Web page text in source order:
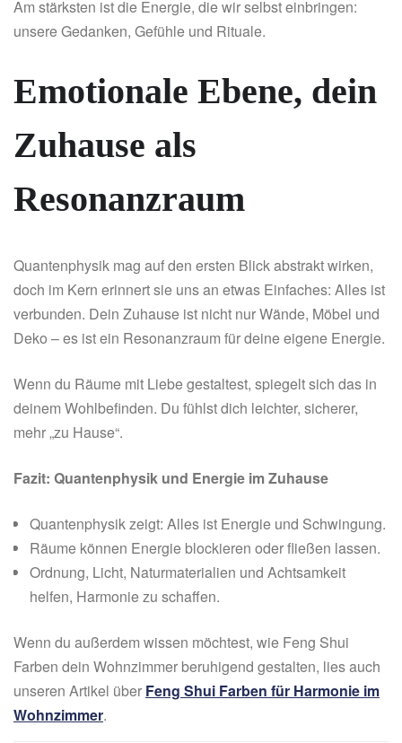
Am stärksten ist die Energie, die wir selbst einbringen:
unsere Gedanken, Gefühle und Rituale.
Emotionale Ebene, dein
Zuhause als
Resonanzraum
Quantenphysik mag auf den ersten Blick abstrakt wirken,
doch im Kern erinnert sie uns an etwas Einfaches: Alles ist
verbunden. Dein Zuhause ist nicht nur Wände, Möbel und
Deko – es ist ein Resonanzraum für deine eigene Energie.
Wenn du Räume mit Liebe gestaltest, spiegelt sich das in
deinem Wohlbefinden. Du fühlst dich leichter, sicherer,
mehr „zu Hause“.
Fazit: Quantenphysik und Energie im Zuhause
Quantenphysik zeigt: Alles ist Energie und Schwingung.
Räume können Energie blockieren oder fließen lassen.
Ordnung, Licht, Naturmaterialien und Achtsamkeit
helfen, Harmonie zu schaffen.
Wenn du außerdem wissen möchtest, wie Feng Shui
Farben dein Wohnzimmer beruhigend gestalten, lies auch
unseren Artikel über Feng Shui Farben für Harmonie im
Wohnzimmer.